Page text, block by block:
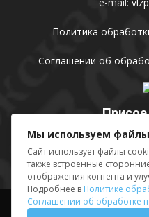
Политика
Соглашении об
Выходные
Мы используем
Сайт использует файлы
также встроенные
отображения контента и
Подробнее в Политике
Соглашении об обработке